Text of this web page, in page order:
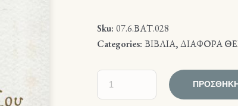
Sku:07.6.ΒΑΤ.028
Categories:ΒΙΒΛΙΑ,ΔΙΑΦΟΡΑ